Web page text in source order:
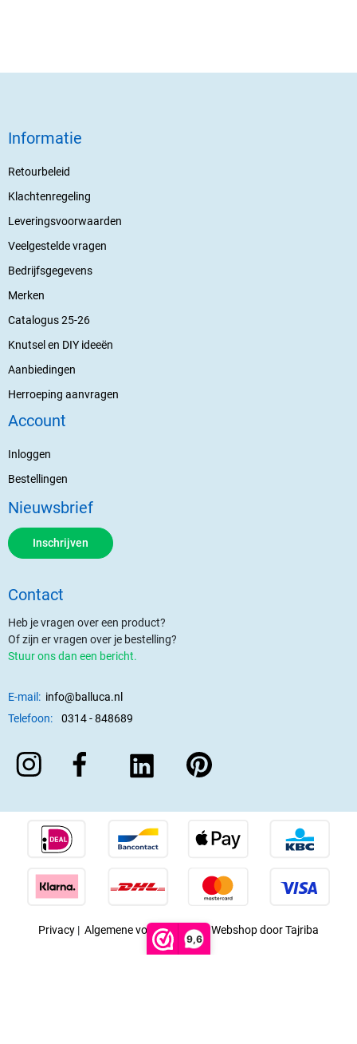
9,6
Informatie
Retourbeleid
Klachtenregeling
Leveringsvoorwaarden
Veelgestelde vragen
Bedrijfsgegevens
Merken
Catalogus 25-26
Knutsel en DIY ideeën
Aanbiedingen
Herroeping aanvragen
Account
Inloggen
Bestellingen
Nieuwsbrief
Inschrijven
Contact
Heb je vragen over een product?
Of zijn er vragen over je bestelling?
Stuur ons dan een bericht.
E-mail: info@balluca.nl
Telefoon:
0314 - 848689
Privacy | Algemene voorwaarden |Webshop door Tajriba